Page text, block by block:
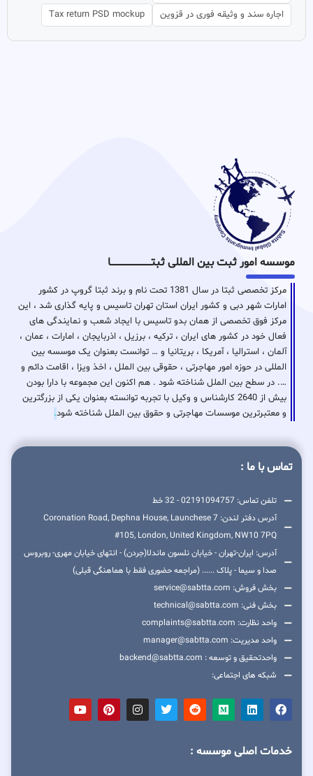
اجاره سند و وثیقه فوری در قزوین
Tax return PSD mockup
موسسه امور ثبت بین المللی ثبتـــــــــــــــــــــــــــــا
مرکز تخصصی ثبتا در سال 1381 تحت نام و برند ثبتا گروپ در کشور
امارات شهر دبی و کشور ایران استان تهران تاسیس و پایه گذاری شد ، این
مرکز فوق تخصصی از همان بدو تاسیس با ایجاد شعب و نمایندگی های
فعال خود در کشور های ایران ، ترکیه ، برزیل ، اذربایجان ، امارات ، عمان ،
آلمان ، استرالیا ، آمریکا ، بریتانیا و … توانست بعنوان یک موسسه بین
المللی در حوزه امور مهاجرتی ، حقوقی بین الملل ، اخذ ویزا ، اقامت دائم و
…. در سطح بین الملل شناخته شود . هم اکنون این مجموعه با دارا بودن
بیش از 2640 کارشناس و وکیل با تجربه توانسته بعنوان یکی از بزرگترین
و معتبرترین موسسات مهاجرتی و حقوق بین الملل شناخته شود.
تماس با ما :
تلفن تماس: 02191094757 - 32 خط
آدرس دفتر لندن: 7 Coronation Road, Dephna House, Launchese
#105, London, United Kingdom, NW10 7PQ
آدرس: ایران-تهران - خیابان نلسون ماندلا(جردن) - انتهای خیابان مهری- روبروس
صدا و سیما - پلاک ...... (مراجعه حضوری فقط با هماهنگی قبلی)
بخش فروش: service@sabtta.com
بخش فنی: technical@sabtta.com
واحد نظارت: complaints@sabtta.com
واحد مدیریت: manager@sabtta.com
واحدتحقیق و توسعه : backend@sabtta.com
شبکه های اجتماعی:
خدمات اصلی موسسه :